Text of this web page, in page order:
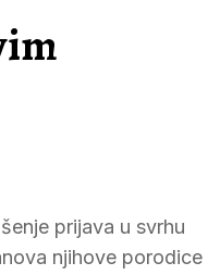
prijava u svrhu
njihove porodice